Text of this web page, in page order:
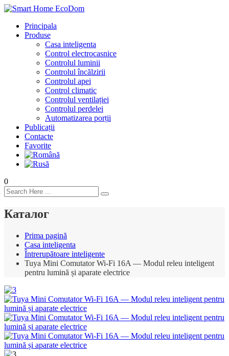
Principala
Produse
Casa inteligenta
Control electrocasnice
Controlul luminii
Controlul încălzirii
Controlul apei
Control climatic
Controlul ventilației
Сontrolul perdelei
Automatizarea porții
Publicații
Contacte
Favorite
0
Каталог
Prima pagină
Casa inteligenta
Întrerupătoare inteligente
Tuya Mini Comutator Wi-Fi 16A — Modul releu inteligent
pentru lumină și aparate electrice